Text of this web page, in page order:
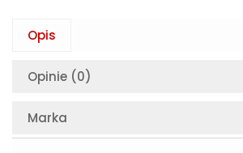
Opis
Opinie (0)
Marka